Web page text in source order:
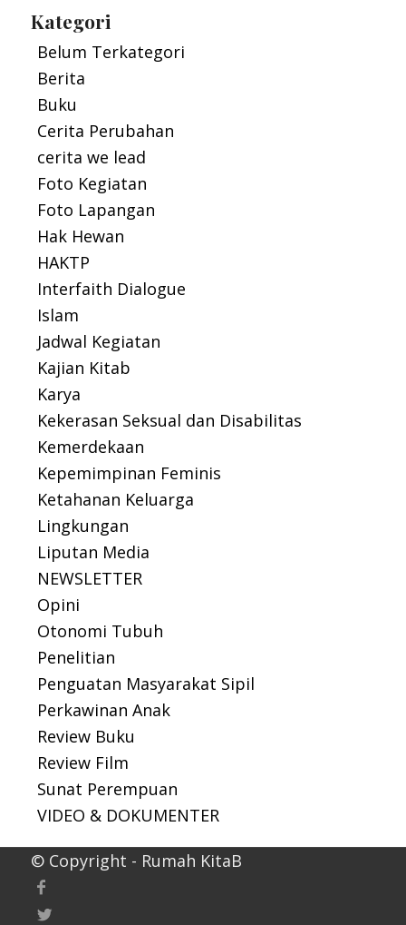
Kategori
Belum Terkategori
Berita
Buku
Cerita Perubahan
cerita we lead
Foto Kegiatan
Foto Lapangan
Hak Hewan
HAKTP
Interfaith Dialogue
Islam
Jadwal Kegiatan
Kajian Kitab
Karya
Kekerasan Seksual dan Disabilitas
Kemerdekaan
Kepemimpinan Feminis
Ketahanan Keluarga
Lingkungan
Liputan Media
NEWSLETTER
Opini
Otonomi Tubuh
Penelitian
Penguatan Masyarakat Sipil
Perkawinan Anak
Review Buku
Review Film
Sunat Perempuan
VIDEO & DOKUMENTER
© Copyright - Rumah KitaB